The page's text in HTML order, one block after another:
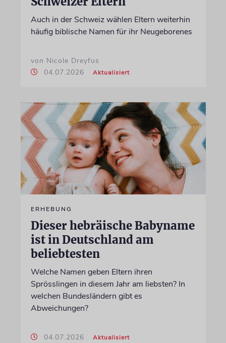
Auch in der Schweiz wählen Eltern weiterhin
häufig biblische Namen für ihr Neugeborenes
von Nicole Dreyfus
04.07.2026
Aktualisiert
ERHEBUNG
Dieser hebräische Babyname
ist in Deutschland am
beliebtesten
Welche Namen geben Eltern ihren
Sprösslingen in diesem Jahr am liebsten? In
welchen Bundesländern gibt es
Abweichungen?
04.07.2026 Aktualisiert